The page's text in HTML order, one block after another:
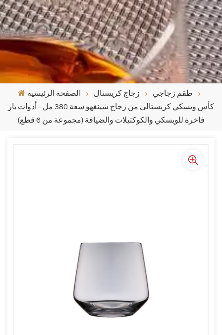
الصفحة الرئيسية زجاج كريستال
طقم زجاجي
كأس ويسكي كريستالي من زجاج شينغهو سعة 380 مل - أدوات بار
فاخرة للويسكي والكوكتيلات والضيافة (مجموعة من 6 قطع)